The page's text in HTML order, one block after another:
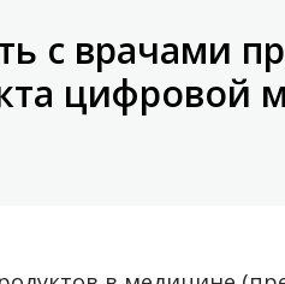
с врачами
цифровой